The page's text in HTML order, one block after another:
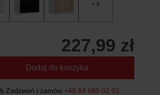
+ 9
227,99 zł
Dodaj do koszyka
Zadzwoń i zamów +48 84 685 02 02